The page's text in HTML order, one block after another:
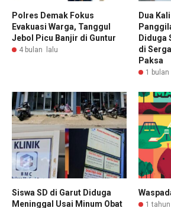
Polres Demak Fokus
Evakuasi Warga, Tanggul
Jebol Picu Banjir di Guntur
4 bulan lalu
Dua
Diduga
di
Paksa
1
Siswa SD di Garut Diduga
Meninggal Usai Minum Obat
1